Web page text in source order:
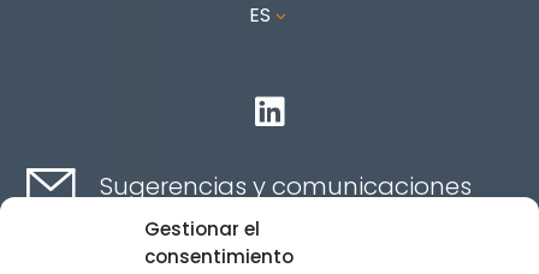
Gestionar el
consentimiento
ES 3

Sugerencias y comunicaciones